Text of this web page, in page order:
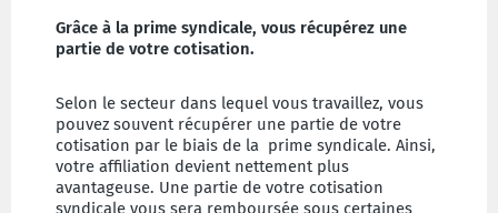
Grâce à la prime syndicale, vous récupérez une
partie de votre cotisation.
Selon le secteur dans lequel vous travaillez, vous
pouvez souvent récupérer une partie de votre
cotisation par le biais de la prime syndicale. Ainsi,
votre affiliation devient nettement plus
avantageuse. Une partie de votre cotisation
syndicale vous sera remboursée sous certaines